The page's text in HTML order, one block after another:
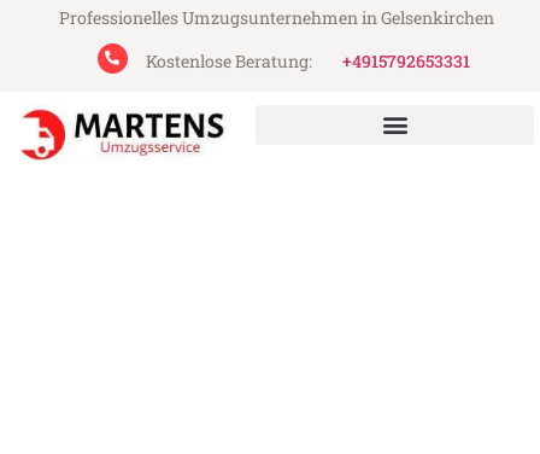
Professionelles Umzugsunternehmen in Gelsenkirchen
Kostenlose Beratung:
+4915792653331